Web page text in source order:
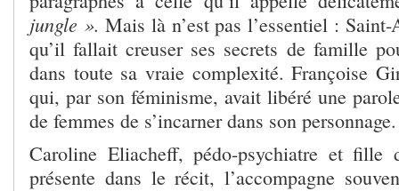
jungle ».Mais là n’est pas l’essentiel :
qu’il fallait creuser ses secrets de famille
dans toute sa vraie complexité. Françoise
qui, par son féminisme, avait libéré une
de femmes de s’incarner dans son personnage.
Caroline Eliacheff, pédo-psychiatre et fille
présente dans le récit, l’accompagne